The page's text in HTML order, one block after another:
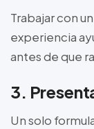
Trabajar con
experiencia
antes de que
3.
Un solo